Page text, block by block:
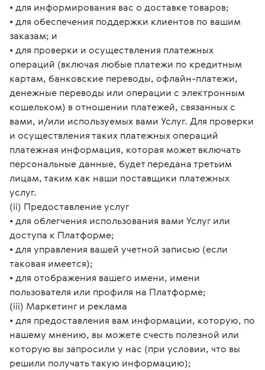
• для информирования вас о доставке товаров;
• для обеспечения поддержки клиентов по вашим
заказам; и
• для проверки и осуществления платежных
операций (включая любые платежи по кредитным
картам, банковские переводы, офлайн-платежи,
денежные переводы или операции с электронным
кошельком) в отношении платежей, связанных с
вами, и/или используемых вами Услуг. Для проверки
и осуществления таких платежных операций
платежная информация, которая может включать
персональные данные, будет передана третьим
лицам, таким как наши поставщики платежных
услуг.
(ii) Предоставление услуг
• для облегчения использования вами Услуг или
доступа к Платформе;
• для управления вашей учетной записью (если
таковая имеется);
• для отображения вашего имени, имени
пользователя или профиля на Платформе;
(iii) Маркетинг и реклама
• для предоставления вам информации, которую, по
нашему мнению, вы можете счесть полезной или
которую вы запросили у нас (при условии, что вы
решили получать такую информацию);